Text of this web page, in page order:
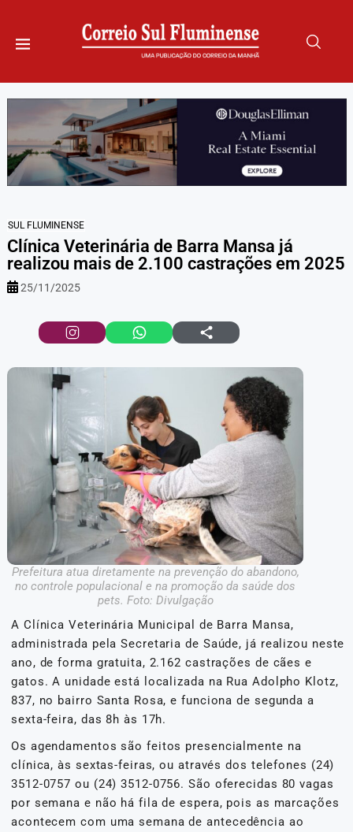
SUL FLUMINENSE
Clínica Veterinária de Barra Mansa já
realizou mais de 2.100 castrações em 2025
25/11/2025
Prefeitura atua diretamente na prevenção do abandono,
no controle populacional e na promoção da saúde dos
pets. Foto: Divulgação
A Clínica Veterinária Municipal de Barra Mansa,
administrada pela Secretaria de Saúde, já realizou neste
ano, de forma gratuita, 2.162 castrações de cães e
gatos. A unidade está localizada na Rua Adolpho Klotz,
837, no bairro Santa Rosa, e funciona de segunda a
sexta-feira, das 8h às 17h.
Os agendamentos são feitos presencialmente na
clínica, às sextas-feiras, ou através dos telefones (24)
3512-0757 ou (24) 3512-0756. São oferecidas 80 vagas
por semana e não há fila de espera, pois as marcações
acontecem com uma semana de antecedência ao